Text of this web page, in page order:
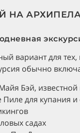
НА
вариант для
обычно
Бэй,
Пиле для купания
садах